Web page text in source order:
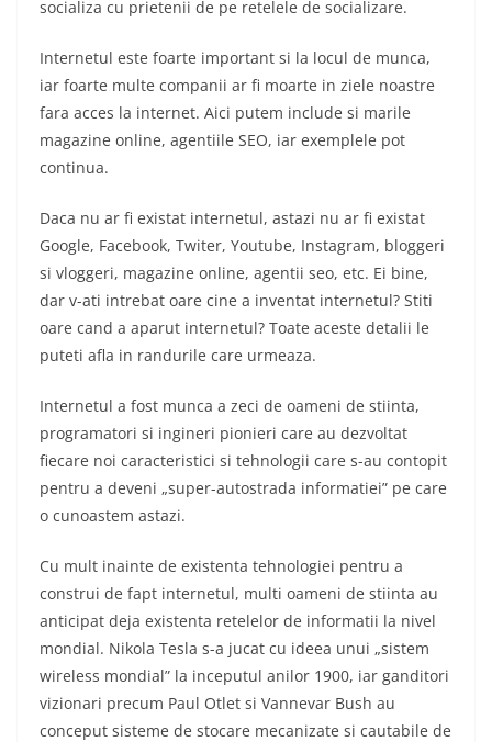
socializa cu prietenii de pe retelele de socializare.
Internetul este foarte important si la locul de munca,
iar foarte multe companii ar fi moarte in ziele noastre
fara acces la internet. Aici putem include si marile
magazine online, agentiile SEO, iar exemplele pot
continua.
Daca nu ar fi existat internetul, astazi nu ar fi existat
Google, Facebook, Twiter, Youtube, Instagram, bloggeri
si vloggeri, magazine online, agentii seo, etc. Ei bine,
dar v-ati intrebat oare cine a inventat internetul? Stiti
oare cand a aparut internetul? Toate aceste detalii le
puteti afla in randurile care urmeaza.
Internetul a fost munca a zeci de oameni de stiinta,
programatori si ingineri pionieri care au dezvoltat
fiecare noi caracteristici si tehnologii care s-au contopit
pentru a deveni „super-autostrada informatiei” pe care
o cunoastem astazi.
Cu mult inainte de existenta tehnologiei pentru a
construi de fapt internetul, multi oameni de stiinta au
anticipat deja existenta retelelor de informatii la nivel
mondial. Nikola Tesla s-a jucat cu ideea unui „sistem
wireless mondial” la inceputul anilor 1900, iar ganditori
vizionari precum Paul Otlet si Vannevar Bush au
conceput sisteme de stocare mecanizate si cautabile de